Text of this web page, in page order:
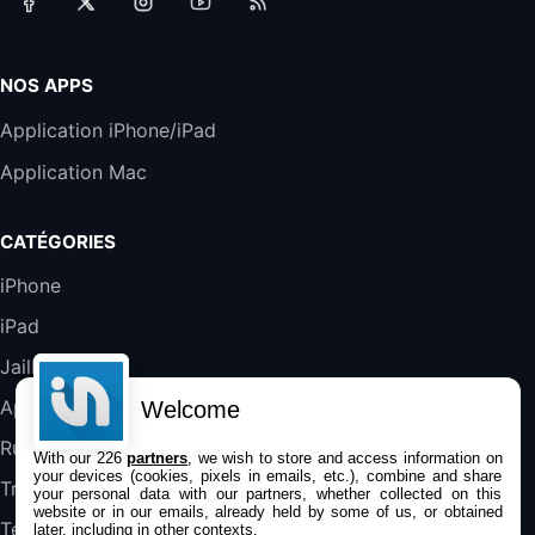
Harman Kardon SoundSticks 5 Haut-Parleur
289,47€
Blanc
357,4€
Jeu FIFA 20 sur PC (code à télécharger)
45,98€57,99€Rue Du Commerce (Vendeur Tiers)
NOS APPS
Application iPhone/iPad
Application Mac
CATÉGORIES
iPhone
iPad
Jailbreak
Applications
Rumeurs
Trucs & astuces
Tests
Welcome
With our 226partners , we wish to store and access information on
your devices (cookies, pixels in emails, etc.), combine and share
your personal data with our partners, whether collected on this
website or in our emails, already held by some of us, or obtained
later, including in other contexts.